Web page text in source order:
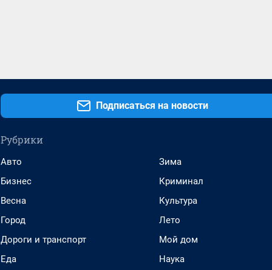
Подписаться на новости
Рубрики
Авто
Бизнес
Весна
Город
Дороги и транспорт
Еда
Зима
Криминал
Культура
Лето
Мой дом
Наука